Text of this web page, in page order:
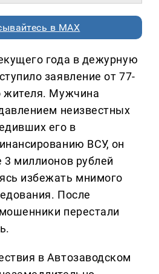
в MAX
года в дежурную
заявление от 77-
жителя. Мужчина
неизвестных
его в
ВСУ, он
миллионов рублей
избежать мнимого
После
перестали
в Автозаводском